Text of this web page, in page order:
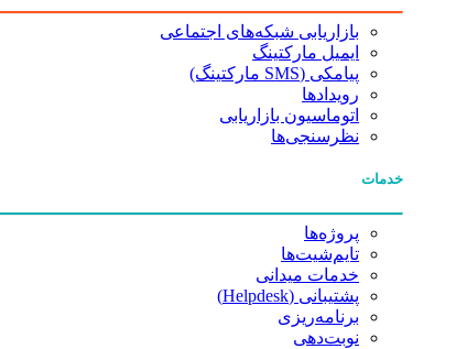
بازاریابی شبکه‌های اجتماعی
ایمیل مارکتینگ
پیامکی (SMS مارکتینگ)
رویدادها
اتوماسیون بازاریابی
نظرسنجی‌ها
خدمات
پروژه‌ها
تایم‌شیت‌ها
خدمات میدانی
پشتیبانی (Helpdesk)
برنامه‌ریزی
نوبت‌دهی